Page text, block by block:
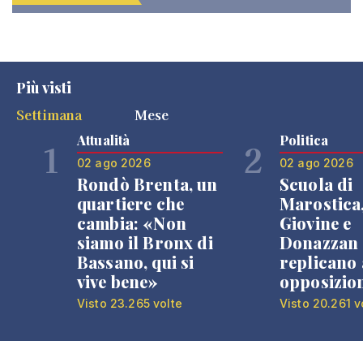
Più visti
Settimana
Mese
1 Attualità
02 ago 2026
Rondò Brenta, un
quartiere che
cambia: «Non
siamo il Bronx di
Bassano, qui si
vive bene»
Visto 23.265 volte
2 Politica
02 ago 2026
Scuola di
Giovine e
Donazzan
replicano
Visto 20.261